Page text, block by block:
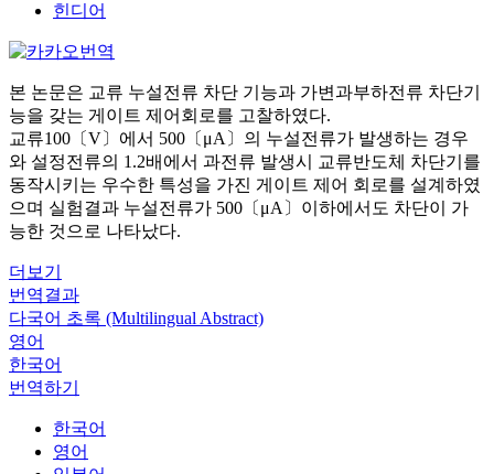
힌디어
본 논문은 교류 누설전류 차단 기능과 가변과부하전류 차단기
능을 갖는 게이트 제어회로를 고찰하였다.
교류100〔V〕에서 500〔μA〕의 누설전류가 발생하는 경우
와 설정전류의 1.2배에서 과전류 발생시 교류반도체 차단기를
동작시키는 우수한 특성을 가진 게이트 제어 회로를 설계하였
으며 실험결과 누설전류가 500〔μA〕이하에서도 차단이 가
능한 것으로 나타났다.
더보기
번역결과
다국어 초록 (Multilingual Abstract)
영어
한국어
번역하기
한국어
영어